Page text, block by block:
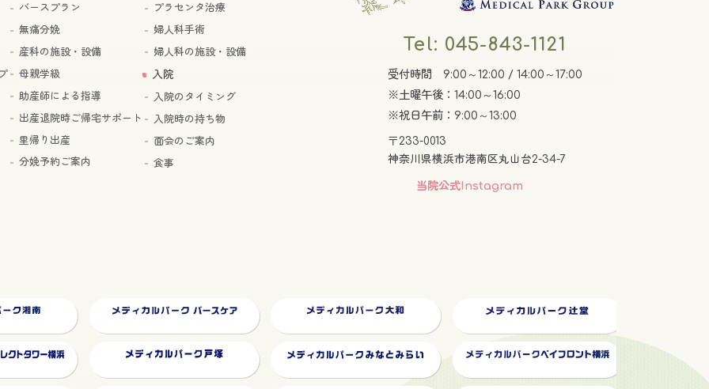
バースプラン
無痛分娩
産科の施設・設備
母親学級
助産師による指導
出産退院時ご帰宅サポート
里帰り出産
分娩予約ご案内
プラセンタ治療
婦人科手術
婦人科の施設・設備
入院
入院のタイミング
入院時の持ち物
面会のご案内
食事
Tel: 045-843-1121
受付時間 9:00～12:00 / 14:00～17:00
※土曜午後：14:00～16:00
※祝日午前：9:00～13:00
〒233-0013
神奈川県横浜市港南区丸山台2-34-7
当院公式Instagram
ク